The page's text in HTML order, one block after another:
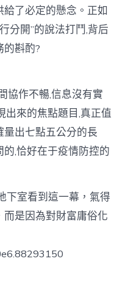
了必定的懸念。正如
分開”的說法打鬥,背后
的斟酌?
協作不暢,信息沒有實
出來的焦點題目,真正值
出七點五公分的長
,恰好在于疫情防控的
下室看到這一幕，氣得
是因為對財富庸俗化